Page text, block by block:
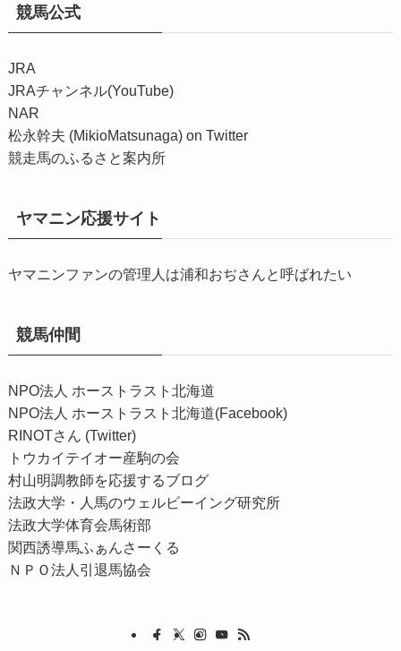
競馬公式
JRA
JRAチャンネル(YouTube)
NAR
松永幹夫 (MikioMatsunaga) on Twitter
競走馬のふるさと案内所
ヤマニン応援サイト
ヤマニンファンの管理人は浦和おぢさんと呼ばれたい
競馬仲間
NPO法人 ホーストラスト北海道
NPO法人 ホーストラスト北海道(Facebook)
RINOTさん (Twitter)
トウカイテイオー産駒の会
村山明調教師を応援するブログ
法政大学・人馬のウェルビーイング研究所
法政大学体育会馬術部
関西誘導馬ふぁんさーくる
ＮＰＯ法人引退馬協会